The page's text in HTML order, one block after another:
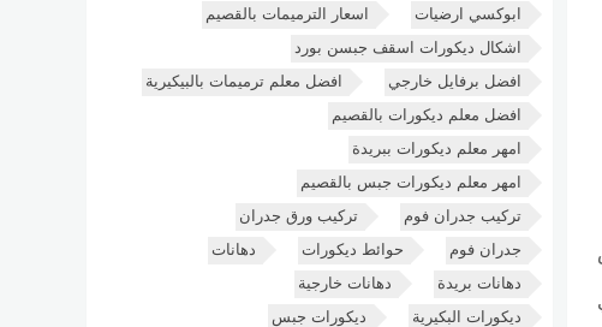
ابوكسي ارضيات
اسعار الترميمات بالقصيم
اشكال ديكورات اسقف جبسن بورد
افضل برفايل خارجي
افضل معلم ترميمات بالبيكيرية
افضل معلم ديكورات بالقصيم
امهر معلم ديكورات ببريدة
امهر معلم ديكورات جبس بالقصيم
تركيب جدران فوم
تركيب ورق جدران
جدران فوم
حوائط ديكورات
دهانات
دهانات بريدة
دهانات خارجية
ديكورات البكيرية
ديكورات جبس